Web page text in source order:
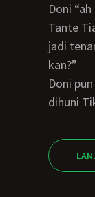
Doni
Tante Tiara “udah ga pake tapi2, mendingan kamu tinggal disini utk sementara, kan
jadi
kan?”
Doni pun menyetujuinya, keesokannya pun Doni sudah menempati kamar atas yg dulu
dihuni